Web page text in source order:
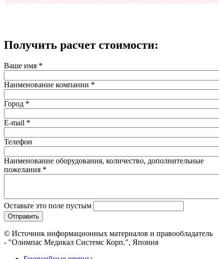
Получить расчет стоимости:
Ваше имя *
Наименование компании *
Город *
E-mail *
Телефон
Наименование оборудования, количество, дополнительные
пожелания *
Оставьте это поле пустым
© Источник информационных материалов и правообладатель
- "Олимпас Медикал Системс Корп.", Япония